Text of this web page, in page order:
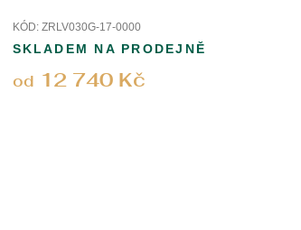
KÓD: ZRLV030G-17-0000
od 12 740 Kč
SKLADEM NA PRODEJNĚ